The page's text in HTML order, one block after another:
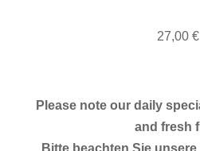
27,00 €
Please note our daily
and fresh
Bitte beachten Sie